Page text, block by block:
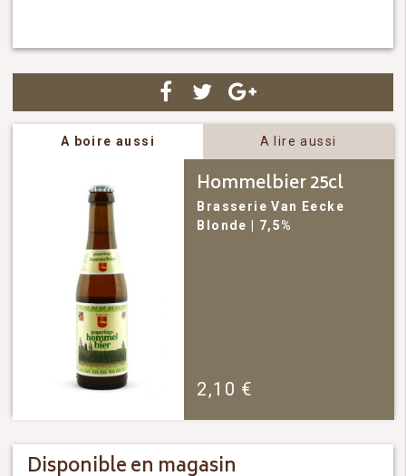
A boire aussi A lire aussi
Hommelbier 25cl
Brasserie Van Eecke
Blonde
| 7,5%
2,10 €
Disponible en magasin